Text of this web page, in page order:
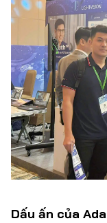
Dấu ấn của